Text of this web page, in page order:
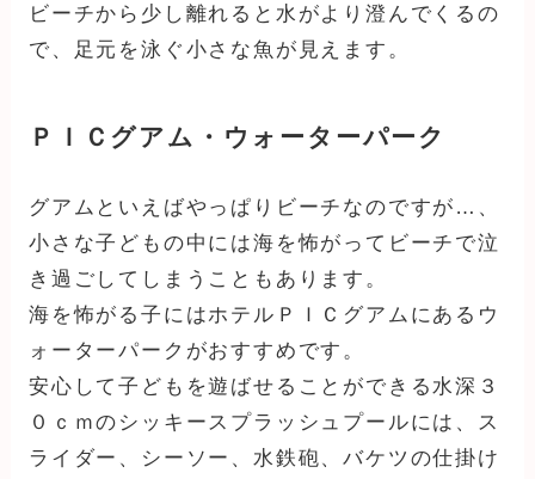
ビーチから少し離れると水がより澄んでくるの
で、足元を泳ぐ小さな魚が見えます。
ＰＩＣグアム・ウォーターパーク
グアムといえばやっぱりビーチなのですが…、
小さな子どもの中には海を怖がってビーチで泣
き過ごしてしまうこともあります。
海を怖がる子にはホテルＰＩＣグアムにあるウ
ォーターパークがおすすめです。
安心して子どもを遊ばせることができる水深３
０ｃｍのシッキースプラッシュプールには、ス
ライダー、シーソー、水鉄砲、バケツの仕掛け